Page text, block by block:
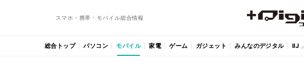
スマホ・携帯・モバイル総合情報
総合トップ パソコン モバイル 家電 ゲーム ガジェット みんなのデジタル IIJ